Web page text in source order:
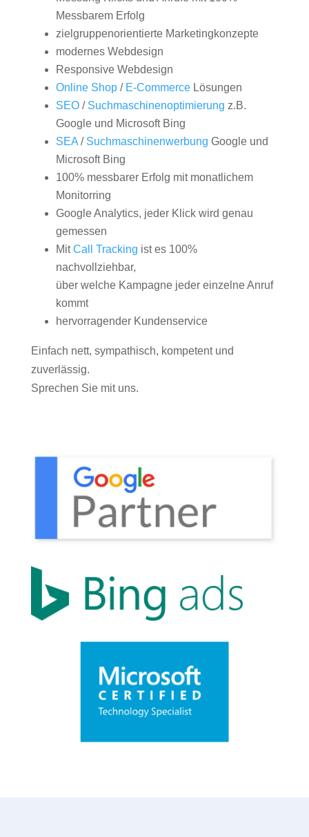
Messbarem Erfolg
zielgruppenorientierte Marketingkonzepte
modernes Webdesign
Responsive Webdesign
Online Shop/ E-CommerceLösungen
SEO/ Suchmaschinenoptimierung z.B.
Google und Microsoft Bing
SEA/ Suchmaschinenwerbung Google und
Microsoft Bing
100% messbarer Erfolg mit monatlichem
Monitorring
Google Analytics, jeder Klick wird genau
gemessen
MitCall Tracking ist es 100%
nachvollziehbar,
über welche Kampagne jeder einzelne Anruf
kommt
hervorragender Kundenservice
Einfach nett, sympathisch, kompetent und
zuverlässig.
Sprechen Sie mit uns.